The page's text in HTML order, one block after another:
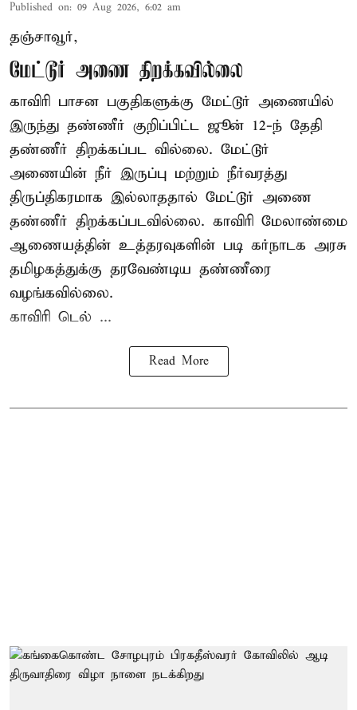
Published on: 09 Aug 2026, 6:02 am
தஞ்சாவூர்,
மேட்டூர் அணை திறக்கவில்லை
காவிரி பாசன பகுதிகளுக்கு மேட்டூர் அணையில்
இருந்து தண்ணீர் குறிப்பிட்ட ஜூன் 12-ந் தேதி
தண்ணீர் திறக்கப்பட வில்லை. மேட்டூர்
அணையின் நீர் இருப்பு மற்றும் நீர்வரத்து
திருப்திகரமாக இல்லாததால் மேட்டூர் அணை
தண்ணீர் திறக்கப்படவில்லை. காவிரி மேலாண்மை
ஆணையத்தின் உத்தரவுகளின் படி கர்நாடக அரசு
தமிழகத்துக்கு தரவேண்டிய தண்ணீரை
வழங்கவில்லை.
காவிரி டெல் ...
Read More